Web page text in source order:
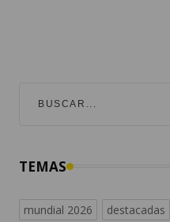
TEMAS
mundial 2026 destacadas